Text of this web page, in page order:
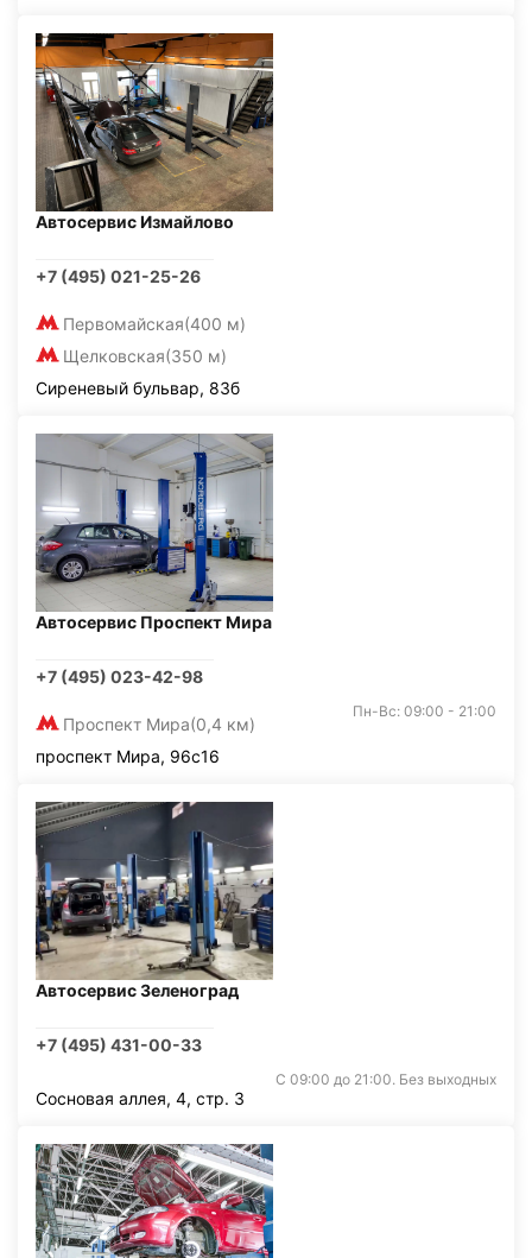
Автосервис Измайлово
+7 (495) 021-25-26
Первомайская(400 м)
Щелковская(350 м)
Сиреневый бульвар, 83б
Автосервис Проспект Мира
+7 (495) 023-42-98
Проспект Мира(0,4 км)
Пн-Вс: 09:00 - 21:00
проспект Мира, 96с16
Автосервис Зеленоград
+7 (495) 431-00-33
С 09:00 до 21:00. Без выходных
Сосновая аллея, 4, стр. 3